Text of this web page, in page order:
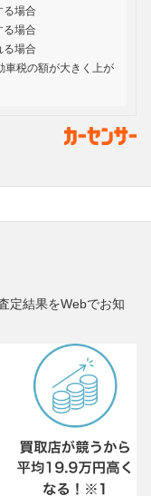
る場合
る場合
る場合
車税の額が大きく上が
定結果をWebでお知